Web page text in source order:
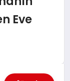
Eve